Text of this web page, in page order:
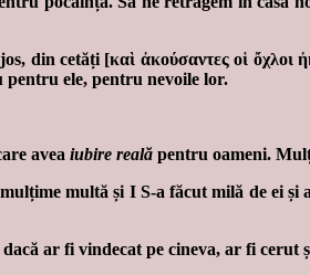
cetăți [καὶ ἀκούσαντες οἱ
pentru ele, pentru nevoile lor.
avea iubire reală pentru oameni.
multă și I S-a făcut milă de ei și
ar fi vindecat pe cineva, ar fi cerut